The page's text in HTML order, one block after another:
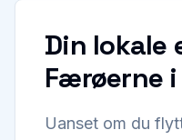
Din lokale
Færøerne
Uanset om du